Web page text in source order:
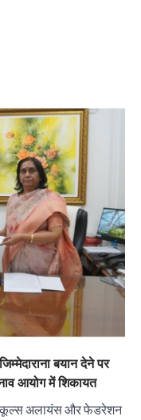
बयान देने पर
आयोग में शिकायत
अलायंस और फेडरेशन